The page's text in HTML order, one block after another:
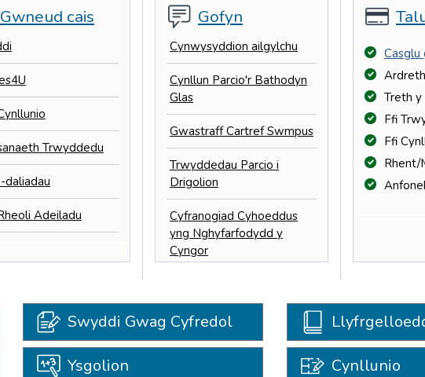
Gwneud cais
Trwyddedu
daliadau
Adeiladu
Gofyn
Cynwysyddion ailgylchu
Cynllun Parcio'r Bathodyn
Glas
Gwastraff Cartref Swmpus
Trwyddedau Parcio i
Drigolion
Cyfranogiad Cyhoeddus
yng Nghyfarfodydd y
Cyngor
Treth y
Ffi
Ffi
Rhent/
Swyddi Gwag Cyfredol
Ysgolion Cynllunio